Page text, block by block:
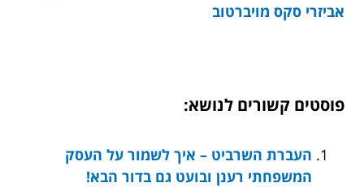
אביזרי סקס מויברטוב
פוסטים קשורים לנושא:
העברת השרביט – איך לשמור על העסק
המשפחתי רענן ובועט גם בדור הבא!